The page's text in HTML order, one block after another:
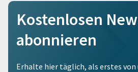
Kostenlosen
abonnieren
Erhalte hier täglich, als erstes